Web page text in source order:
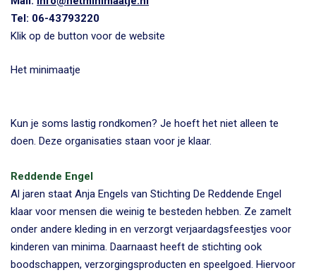
Tel: 06-43793220
Klik op de button voor de website
Het minimaatje
Kun je soms lastig rondkomen? Je hoeft het niet alleen te
doen. Deze organisaties staan voor je klaar.
Reddende Engel
Al jaren staat Anja Engels van Stichting De Reddende Engel
klaar voor mensen die weinig te besteden hebben. Ze zamelt
onder andere kleding in en verzorgt verjaardagsfeestjes voor
kinderen van minima. Daarnaast heeft de stichting ook
boodschappen, verzorgingsproducten en speelgoed. Hiervoor